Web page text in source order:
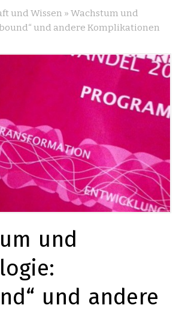
und Wissen » Wachstum und
und andere Komplikationen
und
und andere